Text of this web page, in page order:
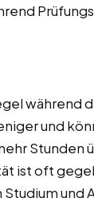
während
und
Stunden
ist oft
und